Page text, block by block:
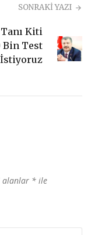
SONRAKİ YAZI
Tanı Kiti
Bin Test
İstiyoruz
alanlar * ile